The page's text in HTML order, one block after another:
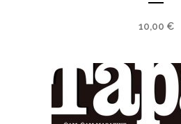
10,00 €